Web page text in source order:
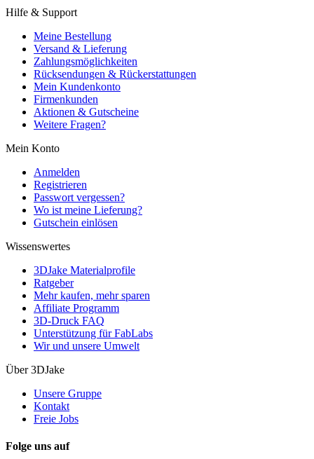
Hilfe & Support
Meine Bestellung
Versand & Lieferung
Zahlungsmöglichkeiten
Rücksendungen & Rückerstattungen
Mein Kundenkonto
Firmenkunden
Aktionen & Gutscheine
Weitere Fragen?
Mein Konto
Anmelden
Registrieren
Passwort vergessen?
Wo ist meine Lieferung?
Gutschein einlösen
Wissenswertes
3DJake Materialprofile
Ratgeber
Mehr kaufen, mehr sparen
Affiliate Programm
3D-Druck FAQ
Unterstützung für FabLabs
Wir und unsere Umwelt
Über 3DJake
Unsere Gruppe
Kontakt
Freie Jobs
Folge uns auf